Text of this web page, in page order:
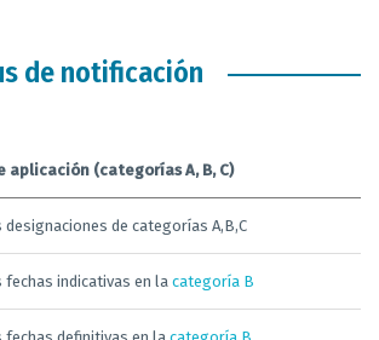
de notificación
aplicación (categorías A, B, C)
de categorías A,B,C
fechas indicativas en la categoría B